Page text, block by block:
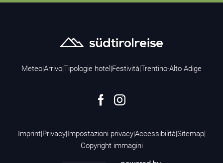
Meteo|Arrivo|Tipologie hotel |Festività|Trentino-Alto Adige
Imprint|Privacy|Impostazioni privacy|Accessibilità|Sitemap|
Copyright immagini